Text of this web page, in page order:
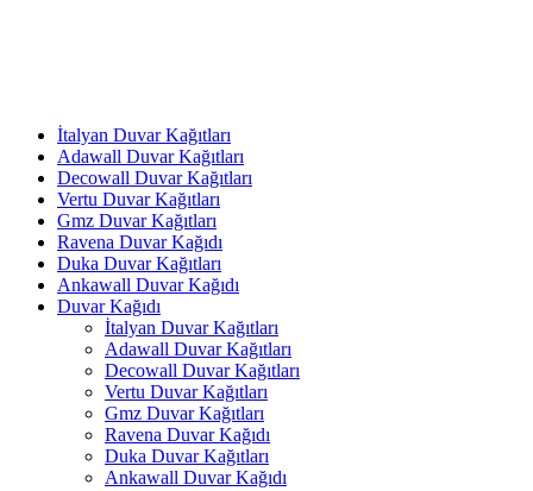
İtalyan Duvar Kağıtları
Adawall Duvar Kağıtları
Decowall Duvar Kağıtları
Vertu Duvar Kağıtları
Gmz Duvar Kağıtları
Ravena Duvar Kağıdı
Duka Duvar Kağıtları
Ankawall Duvar Kağıdı
Duvar Kağıdı
İtalyan Duvar Kağıtları
Adawall Duvar Kağıtları
Decowall Duvar Kağıtları
Vertu Duvar Kağıtları
Gmz Duvar Kağıtları
Ravena Duvar Kağıdı
Duka Duvar Kağıtları
Ankawall Duvar Kağıdı